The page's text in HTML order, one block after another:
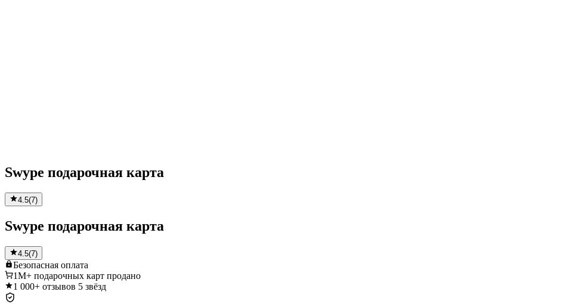
Swype подарочная карта
4.5(7)
Swype подарочная карта
4.5(7)
Безопасная оплата
1M+ подарочных карт продано
1 000+ отзывов 5 звёзд